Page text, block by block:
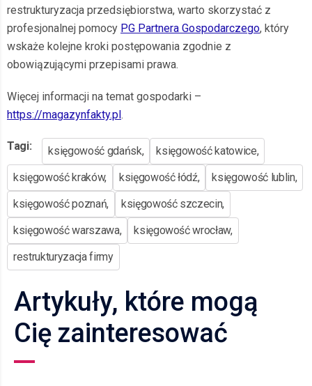
restrukturyzacja przedsiębiorstwa, warto skorzystać z
profesjonalnej pomocy PG Partnera Gospodarczego, który
wskaże kolejne kroki postępowania zgodnie z
obowiązującymi przepisami prawa.
Więcej informacji na temat gospodarki –
https://magazynfakty.pl .
Tagi: księgowość gdańsk,
księgowość katowice,
księgowość kraków,
księgowość łódź,
księgowość lublin,
księgowość poznań,
księgowość szczecin,
księgowość warszawa,
księgowość wrocław,
restrukturyzacja firmy
Artykuły, które mogą
Cię zainteresować